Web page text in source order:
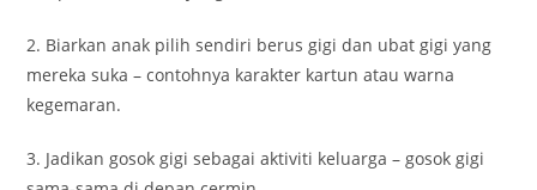
2. Biarkan anak pilih sendiri berus gigi dan ubat gigi yang
mereka suka – contohnya karakter kartun atau warna
kegemaran.
3. Jadikan gosok gigi sebagai aktiviti keluarga – gosok gigi